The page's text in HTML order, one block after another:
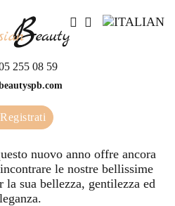
255 08 59
Registrati
nuovo anno offre ancora
le nostre bellissime
la sua bellezza, gentilezza ed